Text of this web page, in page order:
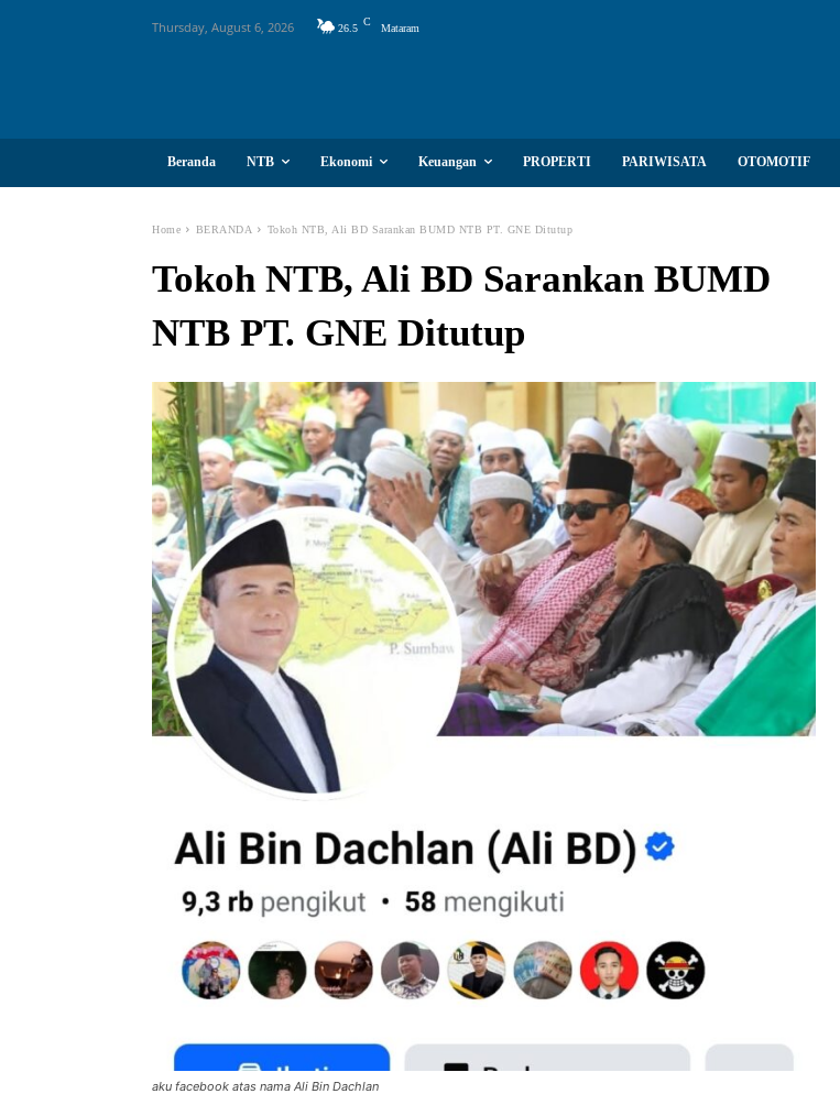
Thursday, August 6, 2026 26.5
C
Mataram
Beranda NTB Ekonomi Keuangan PROPERTI PARIWISATA OTOMOTIF
Home BERANDA Tokoh NTB, Ali BD Sarankan BUMD NTB PT. GNE Ditutup
Tokoh NTB, Ali BD Sarankan BUMD
NTB PT. GNE Ditutup
aku facebook atas nama Ali Bin Dachlan